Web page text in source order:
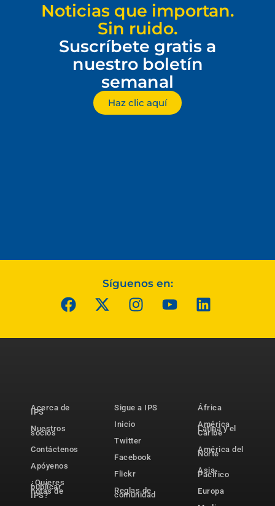
Noticias que importan.
Sin ruido.
Suscríbete gratis a
nuestro boletín
semanal
Haz clic aquí
Síguenos en:
Acerca de
IPS
Nuestros
socios
Contáctenos
Apóyenos
¿Quieres
publicar
notas de
IPS?
Sigue a IPS
Inicio
Twitter
Facebook
Flickr
Reglas de
comunidad
África
América
Latina y el
Caribe
América del
Norte
Asia-
Pacífico
Europa